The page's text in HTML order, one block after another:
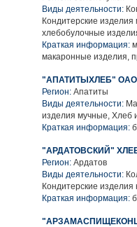
Виды деятельности:
Кондитерские
хлебобулочные
Краткая информация:
макаронные изделия,
"АПАТИТЫХЛЕБ" ОАО
Регион: Апатиты
Виды деятельности:
изделия мучные, Хлеб
Краткая информация:
"АРДАТОВСКИЙ"
Регион: Ардатов
Виды деятельности:
Кондитерские
Краткая информация: